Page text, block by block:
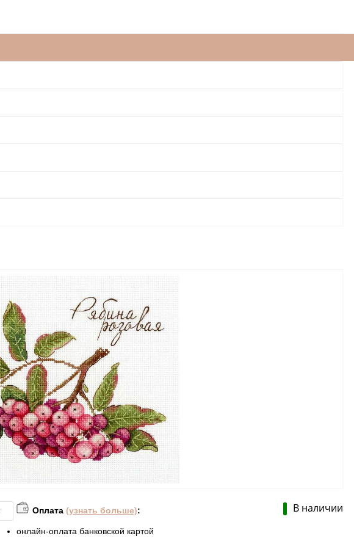
В наличии
Оплата (узнать больше):
онлайн-оплата банковской картой